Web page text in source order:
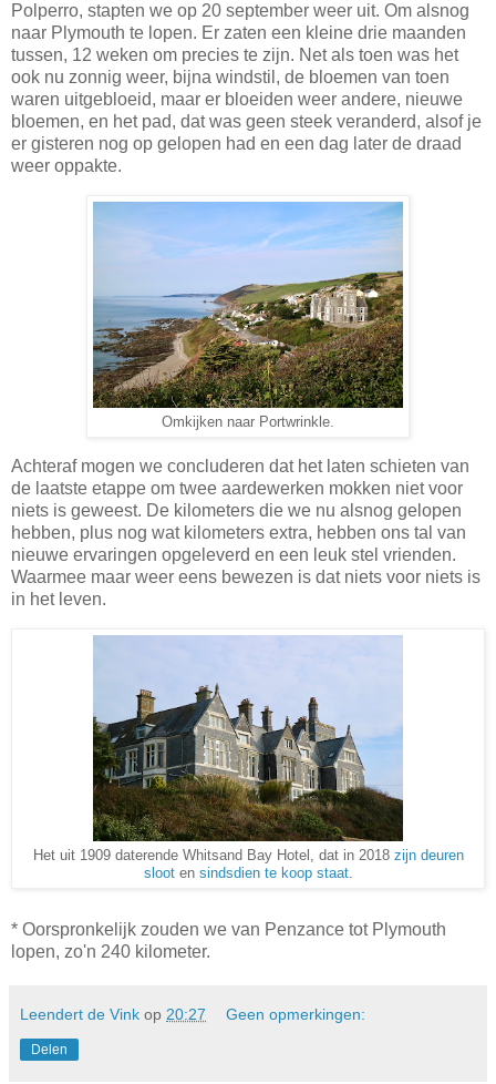
Polperro, stapten we op 20 september weer uit. Om alsnog
naar Plymouth te lopen. Er zaten een kleine drie maanden
tussen, 12 weken om precies te zijn. Net als toen was het
ook nu zonnig weer, bijna windstil, de bloemen van toen
waren uitgebloeid, maar er bloeiden weer andere, nieuwe
bloemen, en het pad, dat was geen steek veranderd, alsof je
er gisteren nog op gelopen had en een dag later de draad
weer oppakte.
Omkijken naar Portwrinkle.
Achteraf mogen we concluderen dat het laten schieten van
de laatste etappe om twee aardewerken mokken niet voor
niets is geweest. De kilometers die we nu alsnog gelopen
hebben, plus nog wat kilometers extra, hebben ons tal van
nieuwe ervaringen opgeleverd en een leuk stel vrienden.
Waarmee maar weer eens bewezen is dat niets voor niets is
in het leven.
Het uit 1909 daterende Whitsand Bay Hotel, dat in 2018 zijn deuren
slooten sindsdien te koop staat.
* Oorspronkelijk zouden we van Penzance tot Plymouth
lopen, zo'n 240 kilometer.
Leendert de Vink op 20:27 Geen opmerkingen:
Delen